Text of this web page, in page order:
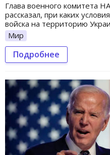
Глава военного комитета
рассказал, при каких
войска на территорию
Мир
Подробнее